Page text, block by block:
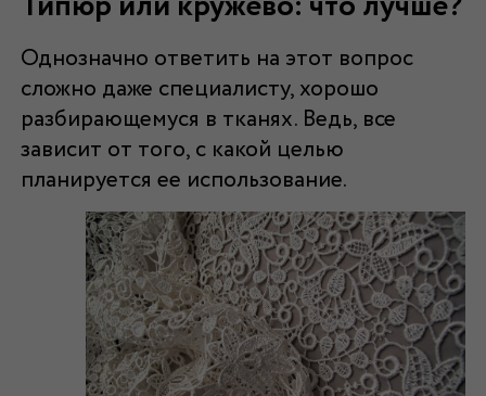
Однозначно ответить на этот вопрос
сложно даже специалисту, хорошо
разбирающемуся в тканях. Ведь, все
зависит от того, с какой целью
планируется ее использование.